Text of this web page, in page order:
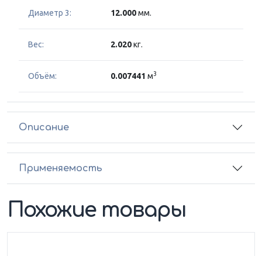
Диаметр 3: 12.000мм.
Вес: 2.020кг.
Объём: 0.007441 м3
Описание
Применяемость
Похожие товары